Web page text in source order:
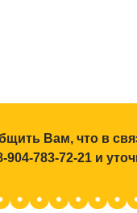
Вам, что в
904-783-72-21 и